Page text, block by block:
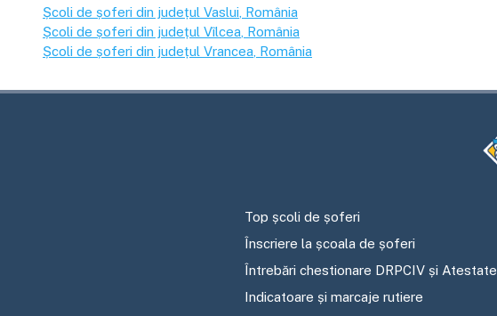
Școli de șoferi din județul Vaslui , România
Școli de șoferi din județul Vîlcea , România
Școli de șoferi din județul Vrancea , România
Top școli de șoferi
Înscriere la școala de șoferi
Întrebări chestionare DRPCIV și Atestate
Indicatoare și marcaje rutiere